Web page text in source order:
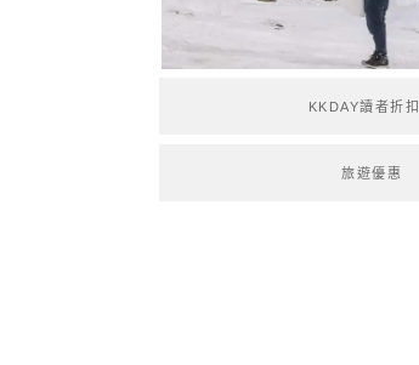
KKDAY讀者折
旅遊優惠